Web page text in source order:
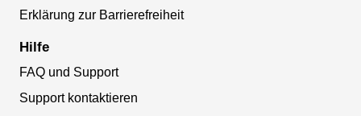
Erklärung zur Barrierefreiheit
Hilfe
FAQ und Support
Support kontaktieren